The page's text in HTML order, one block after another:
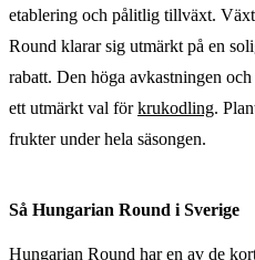
etablering och pålitlig tillväxt.
Round klarar sig utmärkt på en
rabatt. Den höga avkastningen
ett utmärkt val förkrukodling.
frukter under hela säsongen.
Så Hungarian Round i Sverige
Hungarian Round har en av de